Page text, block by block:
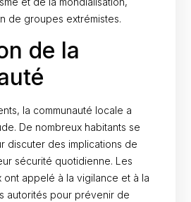
de groupes extrémistes.
de la
la communauté locale a
De nombreux habitants se
discuter des implications de
sécurité quotidienne. Les
ont appelé à la vigilance et à la
autorités pour prévenir de